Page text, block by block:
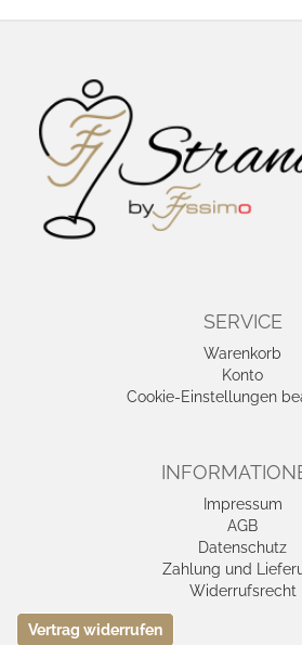
SERVICE
Warenkorb
Konto
Cookie-Einstellungen
Impressum
AGB
Datenschutz
Zahlung und
Widerrufsrecht
Vertrag widerrufen